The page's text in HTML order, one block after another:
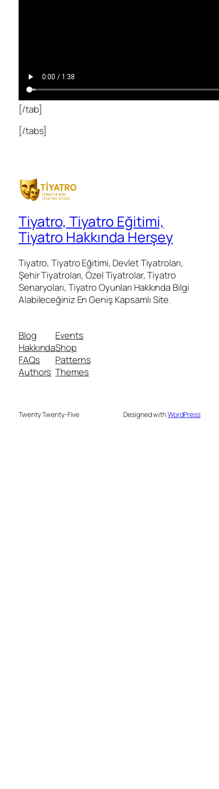
[/tab]
[/tabs]
Tiyatro, Tiyatro Eğitimi,
Tiyatro Hakkında Herşey
Tiyatro, Tiyatro Eğitimi, Devlet Tiyatroları,
Şehir Tiyatroları, Özel Tiyatrolar, Tiyatro
Senaryoları, Tiyatro Oyunları Hakkında Bilgi
Alabileceğiniz En Geniş Kapsamlı Site.
Blog
Hakkında
FAQs
Authors
Events
Shop
Patterns
Themes
Twenty Twenty-Five Designed withWordPress